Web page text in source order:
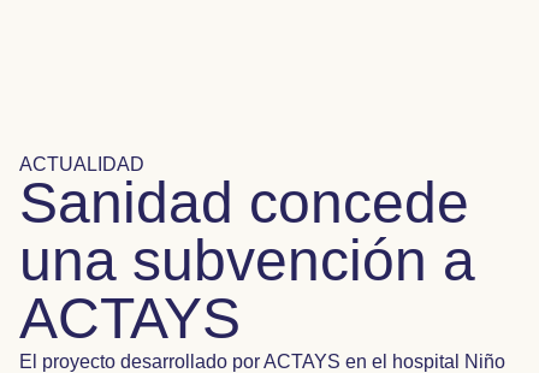
ACTUALIDAD
Sanidad concede
una subvención a
ACTAYS
El proyecto desarrollado por ACTAYS en el hospital Niño